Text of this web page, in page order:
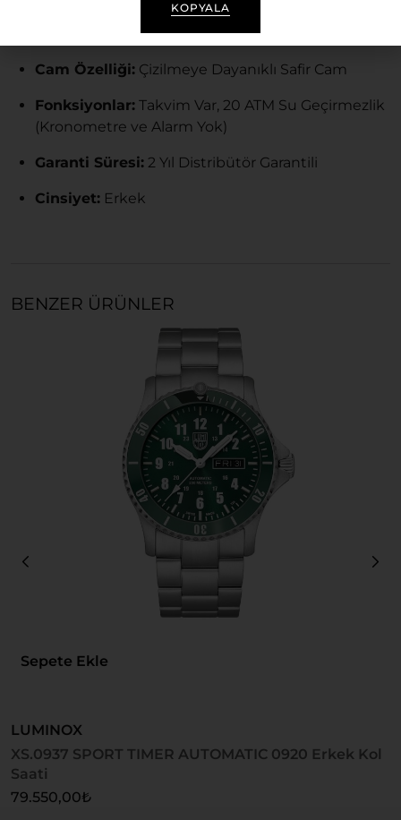
Mekanizma / Teknoloji:Otomatik (Yaklaşık 40-
42 Saat Güç Rezervi)
Cam Özelliği: Çizilmeye Dayanıklı Safir Cam
Fonksiyonlar: Takvim Var, 20 ATM Su Geçirmezlik
(Kronometre ve Alarm Yok)
Garanti Süresi: 2 Yıl Distribütör Garantili
Cinsiyet: Erkek
BENZER ÜRÜNLER
Sepete Ekle
LUMINOX
XS.0937 SPORT TIMER AUTOMATIC 0920 Erkek Kol
Saati
79.550,00₺
KOPYALA